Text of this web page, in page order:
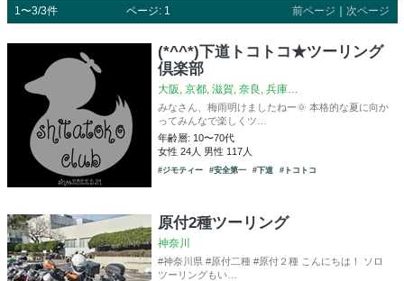
1〜3/3件 ページ: 1 前ページ 次ページ
(*^^*)下道トコトコ★ツーリング
倶楽部
大阪, 京都, 滋賀, 奈良, 兵庫…
みなさん、梅雨明けましたねー🌞 本格的な夏に向か
ってみんなで楽しくツ…
年齢層: 10〜70代
女性 24人 男性 117人
#ジモティー #安全第一 #下道 #トコトコ
原付2種ツーリング
神奈川
#神奈川県 #原付二種 #原付２種 こんにちは！ ソロ
ツーリングもい…